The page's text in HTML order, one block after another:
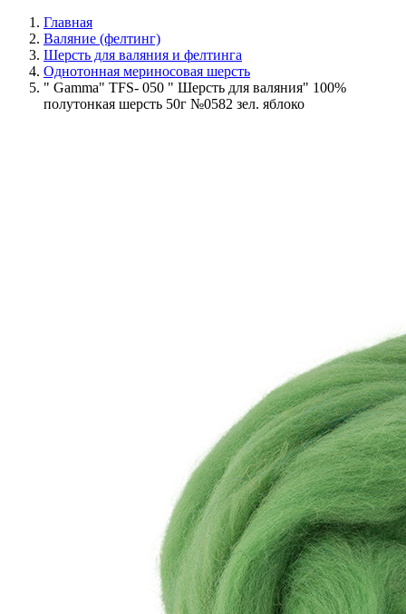
Главная
Валяние (фелтинг)
Шерсть для валяния и фелтинга
Однотонная мериносовая шерсть
" Gamma" TFS- 050 " Шерсть для валяния" 100%
полутонкая шерсть 50г №0582 зел. яблоко